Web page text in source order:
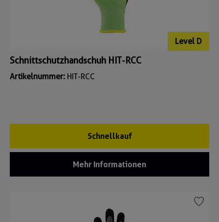
Level D
Schnittschutzhandschuh HIT-RCC
Artikelnummer: HIT-RCC
Schnellkauf
Mehr Informationen